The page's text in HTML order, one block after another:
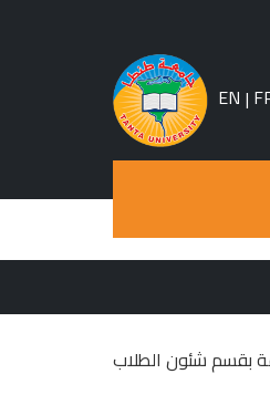
EN |
بقسم شئون الطلاب